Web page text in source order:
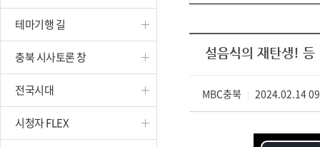
옥천
종영프로그램
테마기행 길
충북 시사토론 창
전국시대
시청자 FLEX
설음식의 재탄생! 등
MBC충북 2024.02.14